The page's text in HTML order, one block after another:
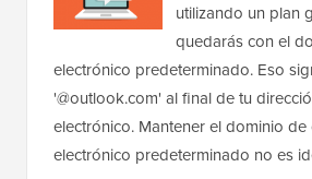
utilizando un plan
quedarás con el
electrónico predeterminado. Eso
'@outlook.com' al final de tu
electrónico. Mantener el dominio de
electrónico predeterminado no es